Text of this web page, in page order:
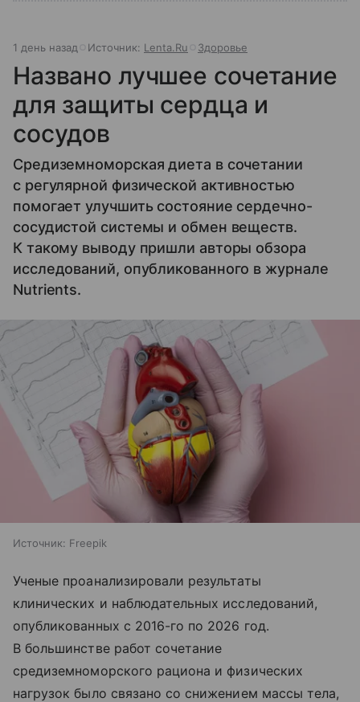
1 день назад Источник: Lenta.Ru Здоровье
Названо лучшее сочетание
для защиты сердца и
сосудов
Средиземноморская диета в сочетании
с регулярной физической активностью
помогает улучшить состояние сердечно-
сосудистой системы и обмен веществ.
К такому выводу пришли авторы обзора
исследований, опубликованного в журнале
Nutrients.
Источник: Freepik
Ученые проанализировали результаты
клинических и наблюдательных исследований,
опубликованных с 2016-го по 2026 год.
В большинстве работ сочетание
средиземноморского рациона и физических
нагрузок было связано со снижением массы тела,